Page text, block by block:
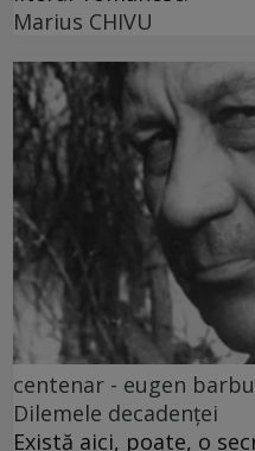
Marius CHIVU
centenar - eugen barbu
Dilemele decadenței
Există aici, poate, o